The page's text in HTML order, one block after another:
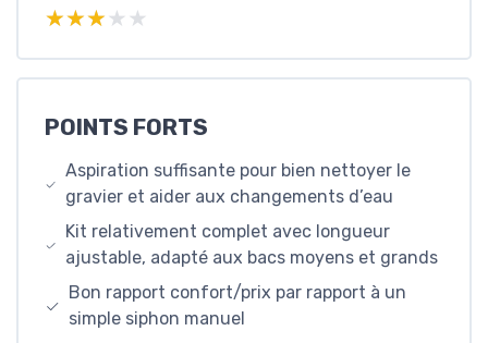
★★★★★
★★★★★
POINTS FORTS
Aspiration suffisante pour bien nettoyer le
gravier et aider aux changements d’eau
Kit relativement complet avec longueur
ajustable, adapté aux bacs moyens et grands
Bon rapport confort/prix par rapport à un
simple siphon manuel